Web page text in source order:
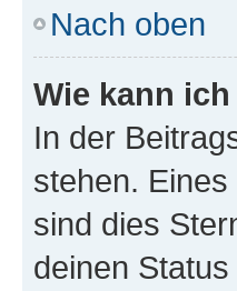
Nach oben
Wie kann
In der
stehen.
sind dies
deinen